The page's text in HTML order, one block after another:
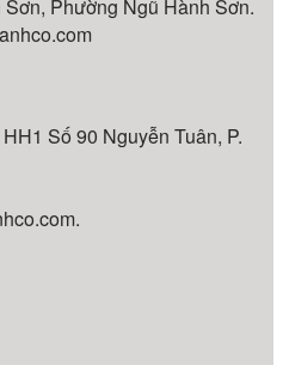
Phường Ngũ Hành Sơn.
Số 90 Nguyễn Tuân, P.